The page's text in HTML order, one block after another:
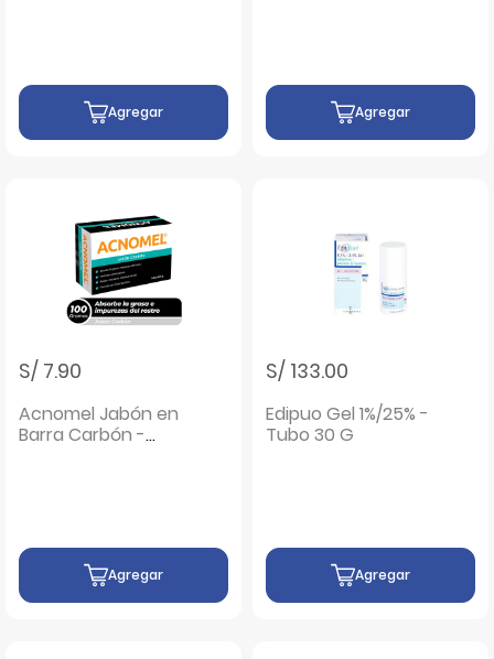
Agregar Agregar
S/ 7.90
Acnomel Jabón en
Barra Carbón -
Agregar
S/ 133.00
Edipuo Gel 1%/25% -
Tubo 30 G
Agregar